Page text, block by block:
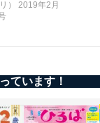
） 2019年2月
ています！